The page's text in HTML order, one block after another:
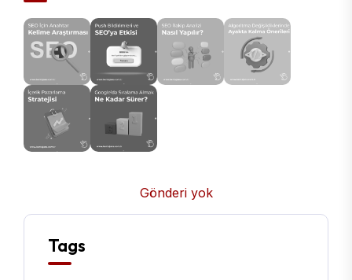
Gönderi yok
Tags